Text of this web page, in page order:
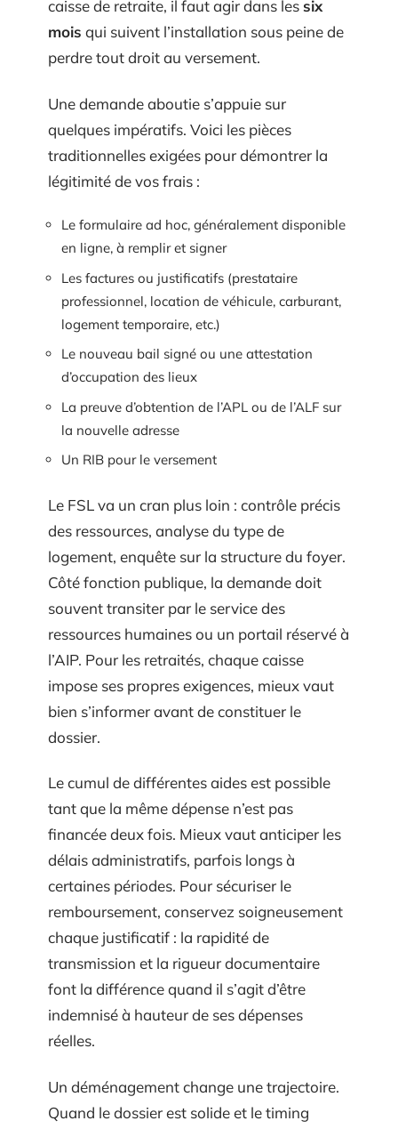
caisse de retraite, il faut agir dans lessix
mois qui suivent l’installation sous peine de
perdre tout droit au versement.
Une demande aboutie s’appuie sur
quelques impératifs. Voici les pièces
traditionnelles exigées pour démontrer la
légitimité de vos frais :
Le formulaire ad hoc, généralement disponible
en ligne, à remplir et signer
Les factures ou justificatifs (prestataire
professionnel, location de véhicule, carburant,
logement temporaire, etc.)
Le nouveau bail signé ou une attestation
d’occupation des lieux
La preuve d’obtention de l’APL ou de l’ALF sur
la nouvelle adresse
Un RIB pour le versement
Le FSL va un cran plus loin : contrôle précis
des ressources, analyse du type de
logement, enquête sur la structure du foyer.
Côté fonction publique, la demande doit
souvent transiter par le service des
ressources humaines ou un portail réservé à
l’AIP. Pour les retraités, chaque caisse
impose ses propres exigences, mieux vaut
bien s’informer avant de constituer le
dossier.
Le cumul de différentes aides est possible
tant que la même dépense n’est pas
financée deux fois. Mieux vaut anticiper les
délais administratifs, parfois longs à
certaines périodes. Pour sécuriser le
remboursement, conservez soigneusement
chaque justificatif : la rapidité de
transmission et la rigueur documentaire
font la différence quand il s’agit d’être
indemnisé à hauteur de ses dépenses
réelles.
Un déménagement change une trajectoire.
Quand le dossier est solide et le timing